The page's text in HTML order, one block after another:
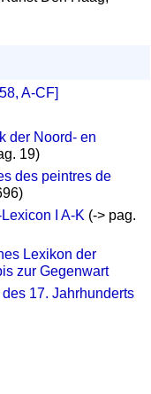
A-CF]
der Noord- en
19)
des peintres de
I A-K (-> pag.
Lexikon der
zur Gegenwart
17. Jahrhunderts